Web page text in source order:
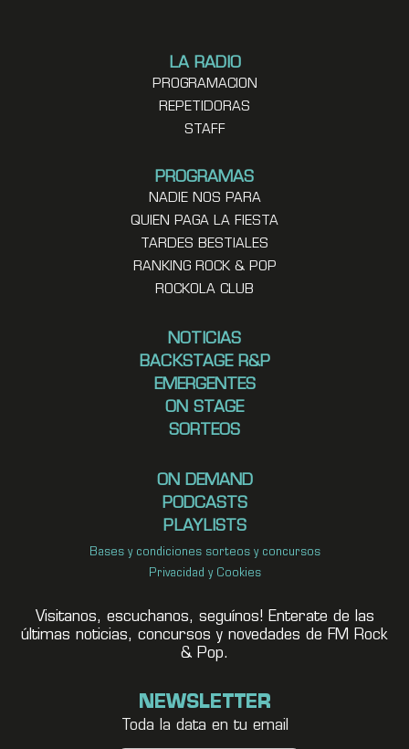
LA RADIO
PROGRAMACION
REPETIDORAS
STAFF
PROGRAMAS
NADIE NOS PARA
QUIEN PAGA LA FIESTA
TARDES BESTIALES
RANKING ROCK & POP
ROCKOLA CLUB
NOTICIAS
BACKSTAGE R&P
EMERGENTES
ON STAGE
SORTEOS
ON DEMAND
PODCASTS
PLAYLISTS
Bases y condiciones sorteos y concursos
Privacidad y Cookies
Visitanos, escuchanos, seguínos! Enterate de las
últimas noticias, concursos y novedades de FM Rock
& Pop.
NEWSLETTER
Toda la data en tu email